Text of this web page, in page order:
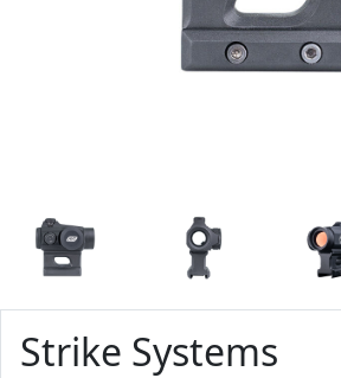
Strike Systems